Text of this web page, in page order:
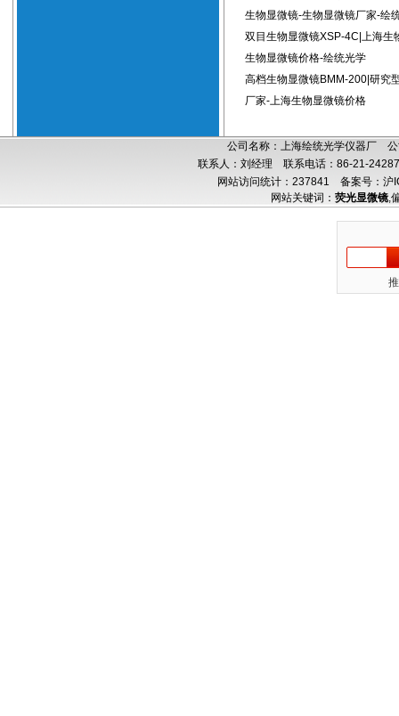
生物显微镜-生物显微镜厂家-绘
双目生物显微镜XSP-4C|上海生
生物显微镜价格-绘统光学
高档生物显微镜BMM-200|研究
厂家-上海生物显微镜价格
公司名称：上海绘统光学仪器厂
联系人：刘经理 联系电话：86-21-
网站访问统计：237841 备案号：沪
网站关键词： 荧光显微镜,